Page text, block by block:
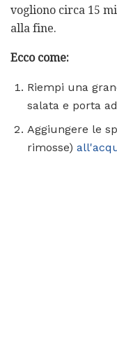
vogliono circa 15
alla fine.
Ecco come:
Riempi una
salata e porta
Aggiungere le
rimosse)